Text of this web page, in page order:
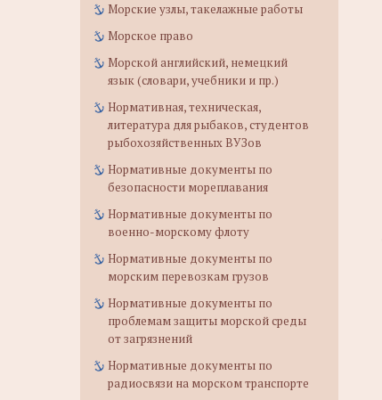
Морские узлы, такелажные работы
Морское право
Морской английский, немецкий
язык (словари, учебники и пр.)
Нормативная, техническая,
литература для рыбаков, студентов
рыбохозяйственных ВУЗов
Нормативные документы по
безопасности мореплавания
Нормативные документы по
военно-морскому флоту
Нормативные документы по
морским перевозкам грузов
Нормативные документы по
проблемам защиты морской среды
от загрязнений
Нормативные документы по
радиосвязи на морском транспорте